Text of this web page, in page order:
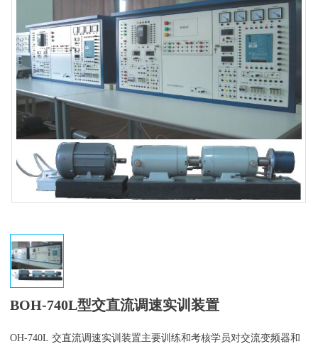
BOH-740L型交直流调速实训装置
OH-740L 交直流调速实训装置主要训练和考核学员对交流变频器和